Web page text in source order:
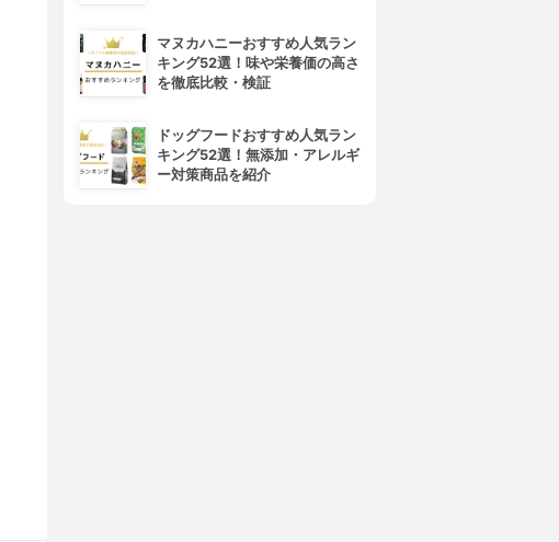
マヌカハニーおすすめ人気ラン
キング52選！味や栄養価の高さ
を徹底比較・検証
ドッグフードおすすめ人気ラン
キング52選！無添加・アレルギ
ー対策商品を紹介